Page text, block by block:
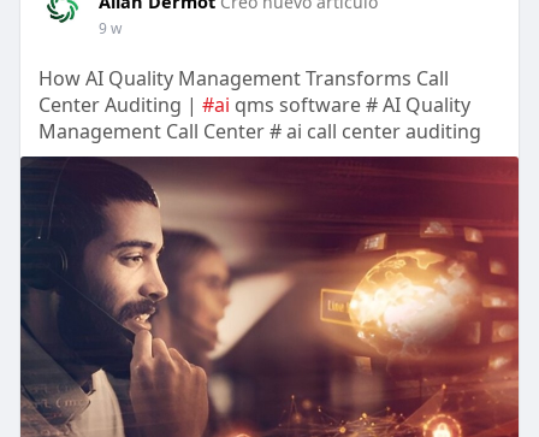
9 w
How AI Quality Management Transforms Call
Center Auditing | #ai qms software # AI Quality
Management Call Center # ai call center auditing